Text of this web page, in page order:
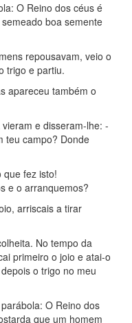
O Reino dos céus é
boa semente
repousavam, veio o
trigo e partiu.
apareceu também o
e disseram-lhe: -
teu campo? Donde
que fez isto!
e o arranquemos?
arriscais a tirar
No tempo da
primeiro o joio e atai-o
o trigo no meu
O Reino dos
que um homem